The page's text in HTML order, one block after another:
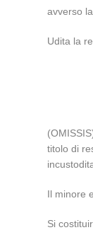
avverso
Udita la
titolo di
Il minore
Si